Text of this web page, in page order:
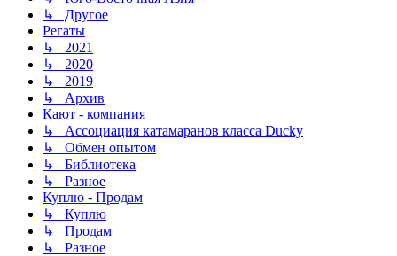
↳ Другое
Регаты
↳ 2021
↳ 2020
↳ 2019
↳ Архив
Кают - компания
↳ Ассоциация катамаранов класса Ducky
↳ Обмен опытом
↳ Библиотека
↳ Разное
Куплю - Продам
↳ Куплю
↳ Продам
↳ Разное